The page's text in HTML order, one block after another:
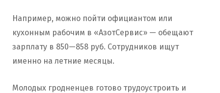
Например, можно пойти официантом или
кухонным рабочим в «АзотСервис» — обещают
зарплату в 850—858 руб. Сотрудников ищут
именно на летние месяцы.
Молодых гродненцев готово трудоустроить и